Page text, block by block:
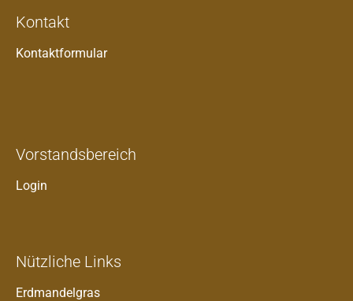
Kontakt
Kontaktformular
Vorstandsbereich
Login
Nützliche Links
Erdmandelgras